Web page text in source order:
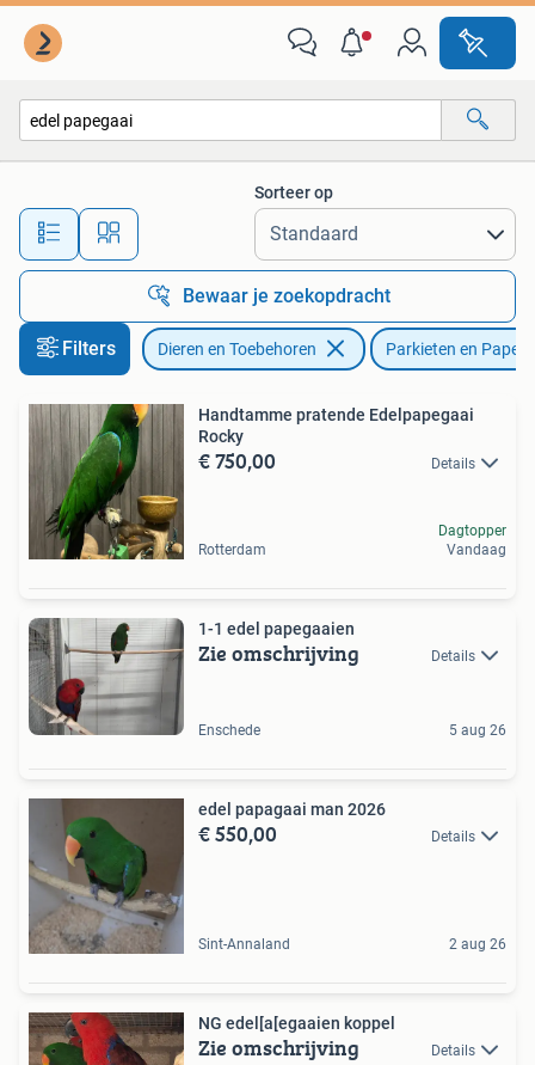
Alle afstanden…
Sorteer op
Bewaar je zoekopdracht
Filters Dieren en Toebehoren Parkieten en
Handtamme pratende Edelpapegaai
Rocky
€ 750,00 Details
Rotterdam
Dagtopper
Vandaag
1-1 edel papegaaien
Zie omschrijving Details
Enschede 5 aug 26
edel papagaai man 2026
€ 550,00 Details
Sint-Annaland 2 aug 26
NG edel[a[egaaien koppel
Zie omschrijving Details